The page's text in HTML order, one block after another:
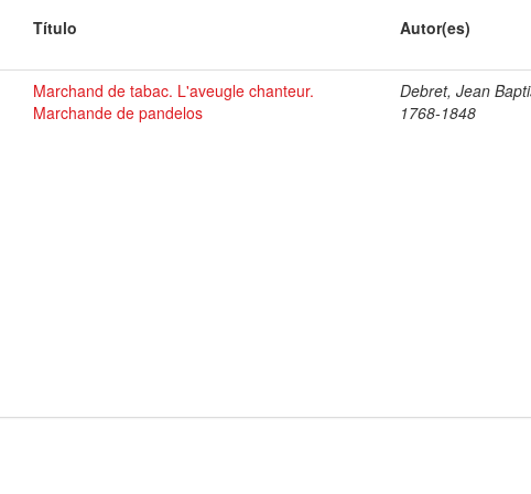
Título Autor(es)
Marchand de tabac. L'aveugle chanteur.
Marchande de pandelos
Debret, Jean
1768-1848